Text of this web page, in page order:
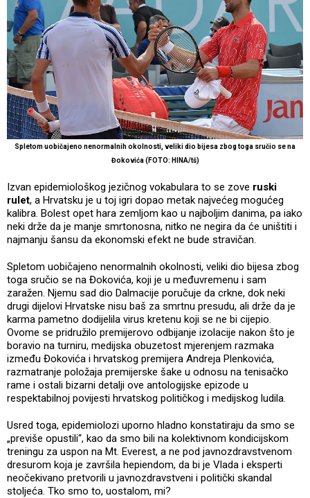
Spletom uobičajeno nenormalnih okolnosti, veliki dio bijesa zbog toga sručio se na
Đokovića (FOTO: HINA/tš)
Izvan epidemiološkog jezičnog vokabulara to se zove ruski
rulet, a Hrvatsku je u toj igri dopao metak najvećeg mogućeg
kalibra. Bolest opet hara zemljom kao u najboljim danima, pa iako
neki drže da je manje smrtonosna, nitko ne negira da će uništiti i
najmanju šansu da ekonomski efekt ne bude stravičan.
Spletom uobičajeno nenormalnih okolnosti, veliki dio bijesa zbog
toga sručio se na Đokovića, koji je u međuvremenu i sam
zaražen. Njemu sad dio Dalmacije poručuje da crkne, dok neki
drugi dijelovi Hrvatske nisu baš za smrtnu presudu, ali drže da je
karma pametno dodijelila virus kretenu koji se ne bi cijepio.
Ovome se pridružilo premijerovo odbijanje izolacije nakon što je
boravio na turniru, medijska obuzetost mjerenjem razmaka
između Đokovića i hrvatskog premijera Andreja Plenkovića,
razmatranje položaja premijerske šake u odnosu na tenisačko
rame i ostali bizarni detalji ove antologijske epizode u
respektabilnoj povijesti hrvatskog političkog i medijskog ludila.
Usred toga, epidemiolozi uporno hladno konstatiraju da smo se
„previše opustili“, kao da smo bili na kolektivnom kondicijskom
treningu za uspon na Mt. Everest, a ne pod javnozdravstvenom
dresurom koja je završila hepiendom, da bi je Vlada i eksperti
neočekivano pretvorili u javnozdravstveni i politički skandal
stoljeća. Tko smo to, uostalom, mi?